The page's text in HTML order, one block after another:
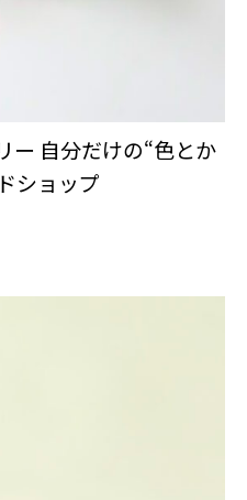
ー 自分だけの“色とか
ショップ